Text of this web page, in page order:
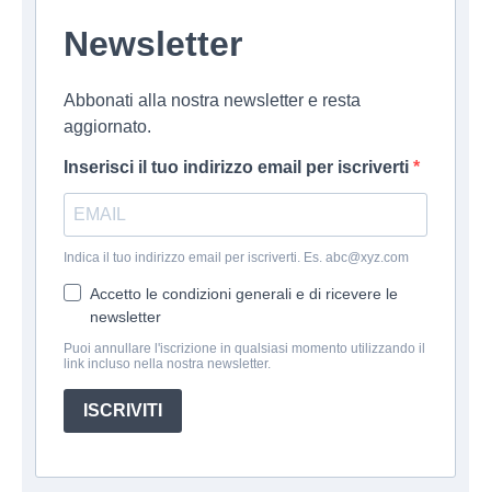
Newsletter
Abbonati alla nostra newsletter e resta
aggiornato.
Inserisci il tuo indirizzo email per iscriverti
Indica il tuo indirizzo email per iscriverti. Es. abc@xyz.com
Accetto le condizioni generali e di ricevere le
newsletter
Puoi annullare l'iscrizione in qualsiasi momento utilizzando il
link incluso nella nostra newsletter.
ISCRIVITI